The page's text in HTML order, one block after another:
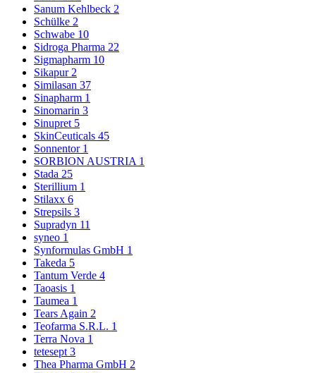
Sanum Kehlbeck 2
Schülke 2
Schwabe 10
Sidroga Pharma 22
Sigmapharm 10
Sikapur 2
Similasan 37
Sinapharm 1
Sinomarin 3
Sinupret 5
SkinCeuticals 45
Sonnentor 1
SORBION AUSTRIA 1
Stada 25
Sterillium 1
Stilaxx 6
Strepsils 3
Supradyn 11
syneo 1
Synformulas GmbH 1
Takeda 5
Tantum Verde 4
Taoasis 1
Taumea 1
Tears Again 2
Teofarma S.R.L. 1
Terra Nova 1
tetesept 3
Thea Pharma GmbH 2